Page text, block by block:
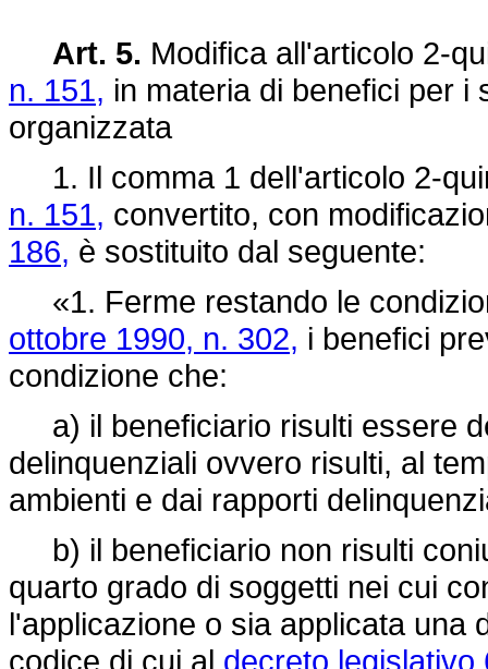
Art. 5. Modifica all'articolo 2-
n. 151, in materia di benefici per i
organizzata
1. Il comma 1 dell'articolo 2-
n. 151, convertito, con
186, è sostituito dal seguente:
«1. Ferme restando le
ottobre 1990, n. 302, i benefici
condizione che:
a) il beneficiario risulti essere
delinquenziali ovvero risulti, al
ambienti e dai rapporti
b) il beneficiario non risulti
quarto grado di soggetti nei cui
l'applicazione o sia applicata una
codice di cui al decreto legislativo